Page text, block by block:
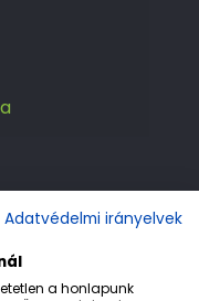
Adatvédelmi irányelvek
a honlapunk